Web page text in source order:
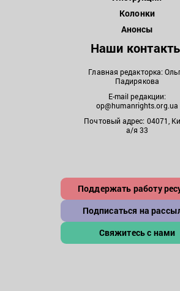
Колонки
Анонсы
Наши
Главная редакторка:
Падирякова
E-mail редакции:
op@humanrights.org.ua
Почтовый адрес: 04071,
а/я 33
Поддержать работу
Подписаться на
Свяжитесь с нами